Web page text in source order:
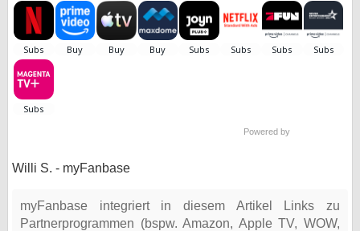
Powered by
Willi S. - myFanbase
myFanbase integriert in diesem Artikel Links zu
Partnerprogrammen (bspw. Amazon, Apple TV, WOW,